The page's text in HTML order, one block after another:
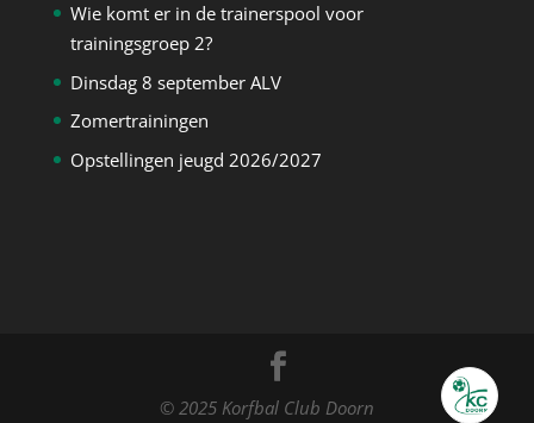
Wie komt er in de trainerspool voor
trainingsgroep 2?
Dinsdag 8 september ALV
Zomertrainingen
Opstellingen jeugd 2026/2027
© 2025 Korfbal Club Doorn